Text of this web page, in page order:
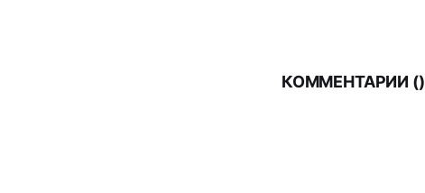
КОММЕНТАРИИ ()